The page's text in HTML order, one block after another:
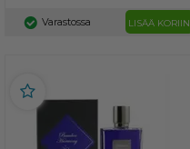
Varastossa LISÄÄ KORIIN